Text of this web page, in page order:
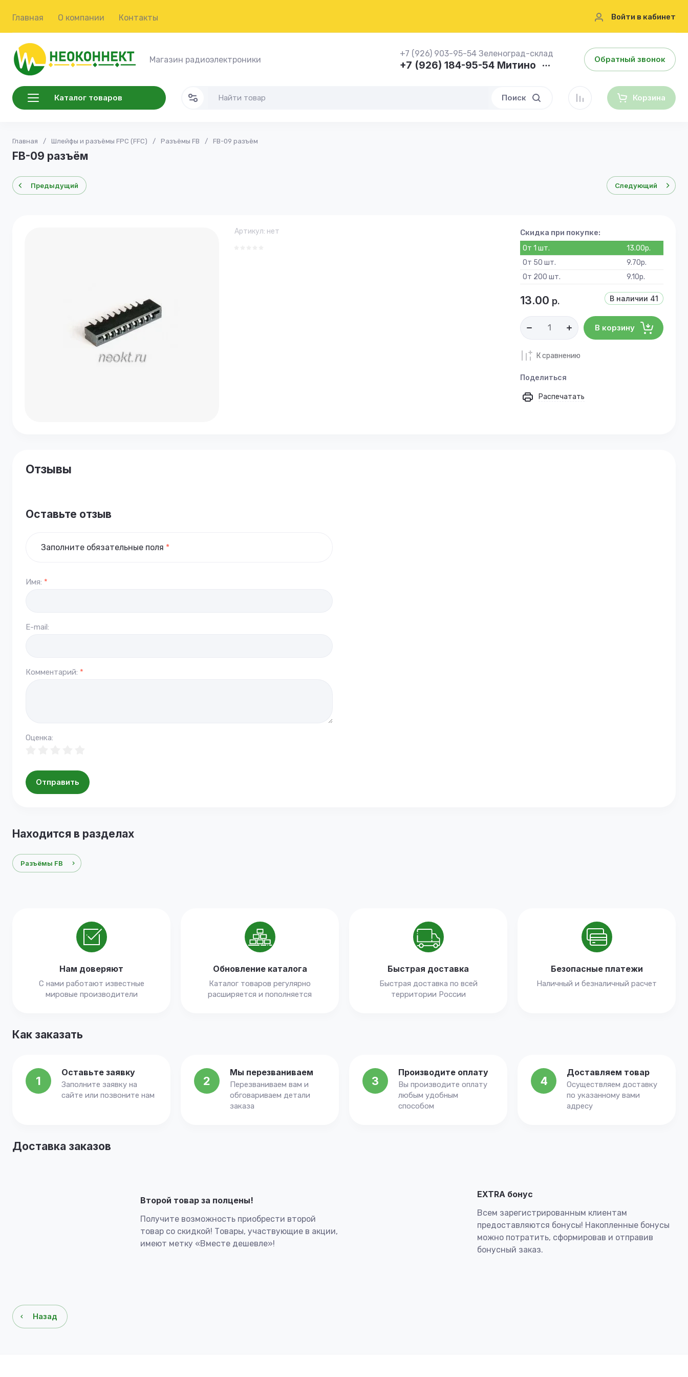
Главная О компании Контакты Войти в кабинет
Магазин радиоэлектроники
+7 (926) 903-95-54 Зеленоград-склад
+7 (926) 184-95-54 Митино
Обратный звонок
Каталог товаров Поиск Корзина
Главная / Шлейфы и разъёмы FPC (FFC) / Разъёмы FB / FB-09 разъём
FB-09 разъём
Предыдущий Следующий
Артикул: нет Скидка при покупке:
От 1 шт. 13.00р.
От 50 шт.
9.70р.
От 200 шт.
9.10р.
В наличии 41
13.00 р.
В корзину
К сравнению
Поделиться
Распечатать
Отзывы
Оставьте отзыв
Заполните обязательные поля *
Имя: *
E-mail:
Комментарий: *
Оценка:
Отправить
Находится в разделах
Разъёмы FB
Нам доверяют
С нами работают известные
мировые производители
Обновление каталога
Каталог товаров регулярно
расширяется и пополняется
Быстрая доставка
Быстрая доставка по всей
территории России
Безопасные платежи
Наличный и безналичный расчет
Как заказать
1
Оставьте заявку
Заполните заявку на
сайте или позвоните нам
2
Мы перезваниваем
Перезваниваем вам и
обговариваем детали
заказа
3
Производите оплату
Вы производите оплату
любым удобным
способом
4
Доставляем товар
Осуществляем доставку
по указанному вами
адресу
Доставка заказов
Второй товар за полцены!
Получите возможность приобрести второй
товар со скидкой! Товары, участвующие в акции,
имеют метку «Вместе дешевле»!
EXTRA бонус
Всем зарегистрированным клиентам
предоставляются бонусы! Накопленные бонусы
можно потратить, сформировав и отправив
бонусный заказ.
Назад